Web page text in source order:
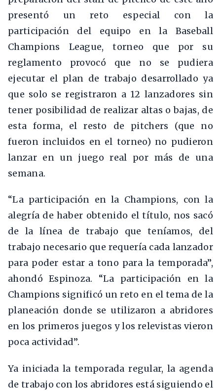
presentó un reto especial con la
participación del equipo en la Baseball
Champions League, torneo que por su
reglamento provocó que no se pudiera
ejecutar el plan de trabajo desarrollado ya
que solo se registraron a 12 lanzadores sin
tener posibilidad de realizar altas o bajas, de
esta forma, el resto de pitchers (que no
fueron incluidos en el torneo) no pudieron
lanzar en un juego real por más de una
semana.
“La participación en la Champions, con la
alegría de haber obtenido el título, nos sacó
de la línea de trabajo que teníamos, del
trabajo necesario que requería cada lanzador
para poder estar a tono para la temporada”,
ahondó Espinoza. “La participación en la
Champions significó un reto en el tema de la
planeación donde se utilizaron a abridores
en los primeros juegos y los relevistas vieron
poca actividad”.
Ya iniciada la temporada regular, la agenda
de trabajo con los abridores está siguiendo el